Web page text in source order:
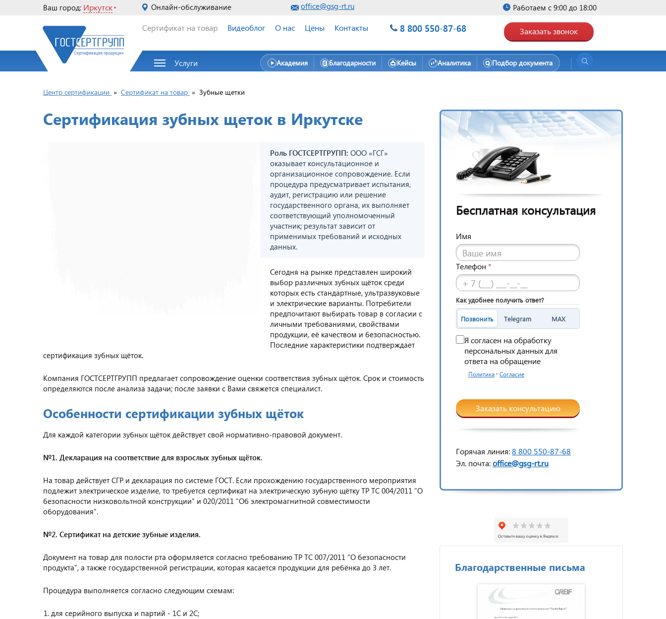
Ваш город: Иркутск Онлайн-обслуживание office@gsg-rt.ru Работаем с 9:00 до 18:00
Сертификат на товар Видеоблог О нас Цены Контакты 8 800 550-87-68 Заказать звонок
Услуги Академия Благодарности Кейсы Аналитика Подбор документа
Центр сертификации » Сертификат на товар » Зубные щетки
Сертификация зубных щеток в Иркутске
Роль ГОСТСЕРТГРУПП: ООО «ГСГ»
оказывает консультационное и
организационное сопровождение. Если
процедура предусматривает испытания,
аудит, регистрацию или решение
государственного органа, их выполняет
соответствующий уполномоченный
участник; результат зависит от
применимых требований и исходных
данных.
Сегодня на рынке представлен широкий
выбор различных зубных щёток среди
которых есть стандартные, ультразвуковые
и электрические варианты. Потребители
предпочитают выбирать товар в согласии с
личными требованиями, свойствами
продукции, её качеством и безопасностью.
Последние характеристики подтверждает
сертификация зубных щёток.
Компания ГОСТСЕРТГРУПП предлагает сопровождение оценки соответствия зубных щёток. Срок и стоимость
определяются после анализа задачи; после заявки с Вами свяжется специалист.
Особенности сертификации зубных щёток
Для каждой категории зубных щёток действует свой нормативно-правовой документ.
№1. Декларация на соответствие для взрослых зубных щёток.
На товар действует СГР и декларация по системе ГОСТ. Если прохождению государственного мероприятия
подлежит электрическое изделие, то требуется сертификат на электрическую зубную щётку ТР ТС 004/2011 “О
безопасности низковольтной конструкции” и 020/2011 “Об электромагнитной совместимости
оборудования”.
№2. Сертификат на детские зубные изделия.
Документ на товар для полости рта оформляется согласно требованию ТР ТС 007/2011 “О безопасности
продукта”, а также государственной регистрации, которая касается продукции для ребёнка до 3 лет.
Процедура выполняется согласно следующим схемам:
для серийного выпуска и партий - 1С и 2С;
Бесплатная консультация
Имя
Телефон *
Как удобнее получить ответ?
Позвонить Telegram MAX
Я согласен на обработку
персональных данных для
ответа на обращение
Политика · Согласие
Заказать консультацию
Горячая линия:8 800 550-87-68
Эл. почта:office@gsg-rt.ru
Благодарственные письма